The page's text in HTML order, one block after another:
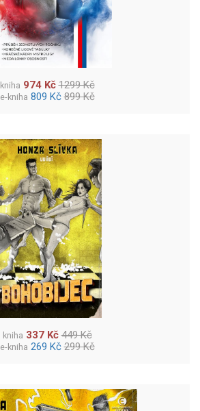
kniha 974 Kč 1299 Kč
e-kniha 809 Kč 899 Kč
kniha 337 Kč 449 Kč
e-kniha 269 Kč 299 Kč